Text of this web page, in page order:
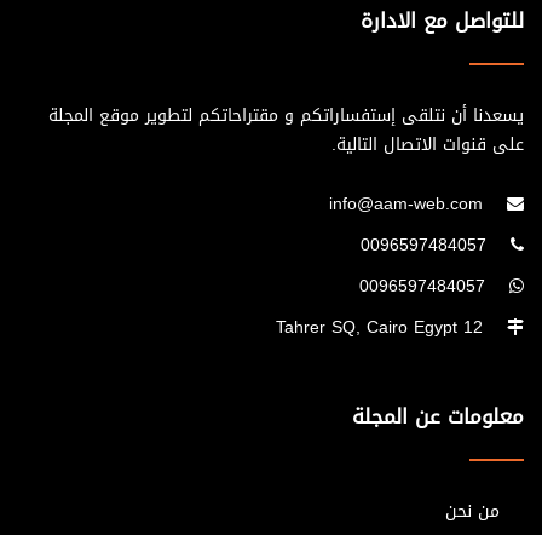
مستقرة مما يعزز الاندفاع على إثبات الوجود واثبات الذات . الثبات
على الرأي والجرأة والاقدام والمجازفة والمخاطرة فمرحلة الاختبار تحتاج
إلى الشجاعة عند تقديم افكار لم يتم طرحها من قبل يفضل العمل
بدون وجود قوانين وانظمة
للتواصل مع الادارة
يسعدنا أن نتلقى إستفساراتكم و مقتراحاتكم لتطوير موقع المجلة
على قنوات الاتصال التالية.
معلومات عن المجلة
من نحن